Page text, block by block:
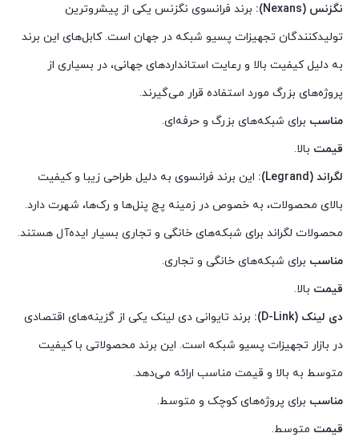
نگزنس (Nexans):
برند فرانسوی نگزنس یکی از پیشروترین
تولیدکنندگان تجهیزات پسیو شبکه در جهان است. کابل‌های این برند
به دلیل کیفیت بالا و رعایت استانداردهای جهانی، در بسیاری از
پروژه‌های بزرگ مورد استفاده قرار می‌گیرند.
مناسب برای شبکه‌های بزرگ و حرفه‌ای.
قیمت بالا.
لگراند (Legrand):
این برند فرانسوی به دلیل طراحی زیبا و کیفیت
بالای محصولات، به خصوص در زمینه پچ پنل‌ها و رک‌ها، شهرت دارد.
محصولات لگراند برای شبکه‌های خانگی و تجاری بسیار ایده‌آل هستند.
مناسب برای شبکه‌های خانگی و تجاری.
قیمت بالا.
دی لینک (D-Link):
برند تایوانی دی لینک یکی از گزینه‌های اقتصادی
در بازار تجهیزات پسیو شبکه است. این برند محصولاتی با کیفیت
متوسط به بالا و قیمت مناسب ارائه می‌دهد.
مناسب برای پروژه‌های کوچک و متوسط.
قیمت متوسط.